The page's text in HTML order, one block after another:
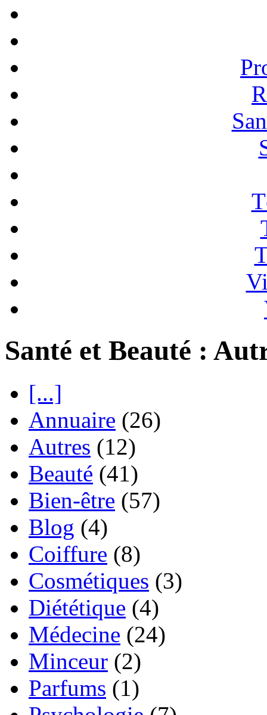
Santé et Beauté :
[...]
Annuaire (26)
Autres (12)
Beauté (41)
Bien-être (57)
Blog (4)
Coiffure (8)
Cosmétiques (3)
Diététique (4)
Médecine (24)
Minceur (2)
Parfums (1)